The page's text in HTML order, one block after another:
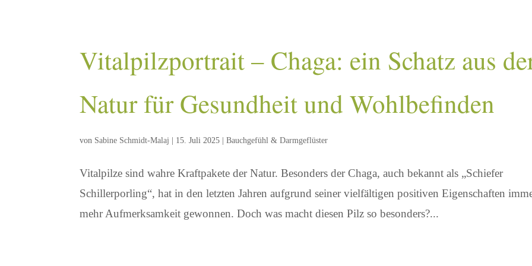
Vitalpilzportrait – Chaga: ein Schatz aus
Natur für Gesundheit und Wohlbefinden
von Sabine Schmidt-Malaj | 15. Juli 2025 |Bauchgefühl & Darmgeflüster
Vitalpilze sind wahre Kraftpakete der Natur. Besonders der Chaga, auch bekannt als „Schiefer
Schillerporling“, hat in den letzten Jahren aufgrund seiner vielfältigen positiven Eigenschaften
mehr Aufmerksamkeit gewonnen. Doch was macht diesen Pilz so besonders?...